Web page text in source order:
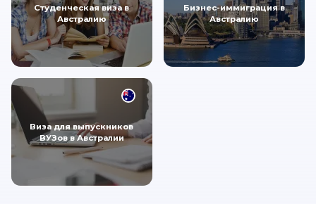
Студенческая виза в
Австралию
Бизнес-иммиграция в
Австралию
Виза для выпускников
ВУЗов в Австралии